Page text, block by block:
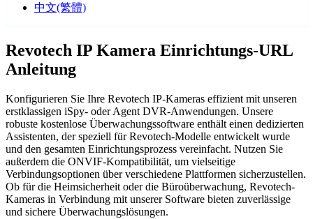
中文(繁體)
Revotech IP Kamera Einrichtungs-URL
Anleitung
Konfigurieren Sie Ihre Revotech IP-Kameras effizient mit unseren
erstklassigen iSpy- oder Agent DVR-Anwendungen. Unsere
robuste kostenlose Überwachungssoftware enthält einen dedizierten
Assistenten, der speziell für Revotech-Modelle entwickelt wurde
und den gesamten Einrichtungsprozess vereinfacht. Nutzen Sie
außerdem die ONVIF-Kompatibilität, um vielseitige
Verbindungsoptionen über verschiedene Plattformen sicherzustellen.
Ob für die Heimsicherheit oder die Büroüberwachung, Revotech-
Kameras in Verbindung mit unserer Software bieten zuverlässige
und sichere Überwachungslösungen.